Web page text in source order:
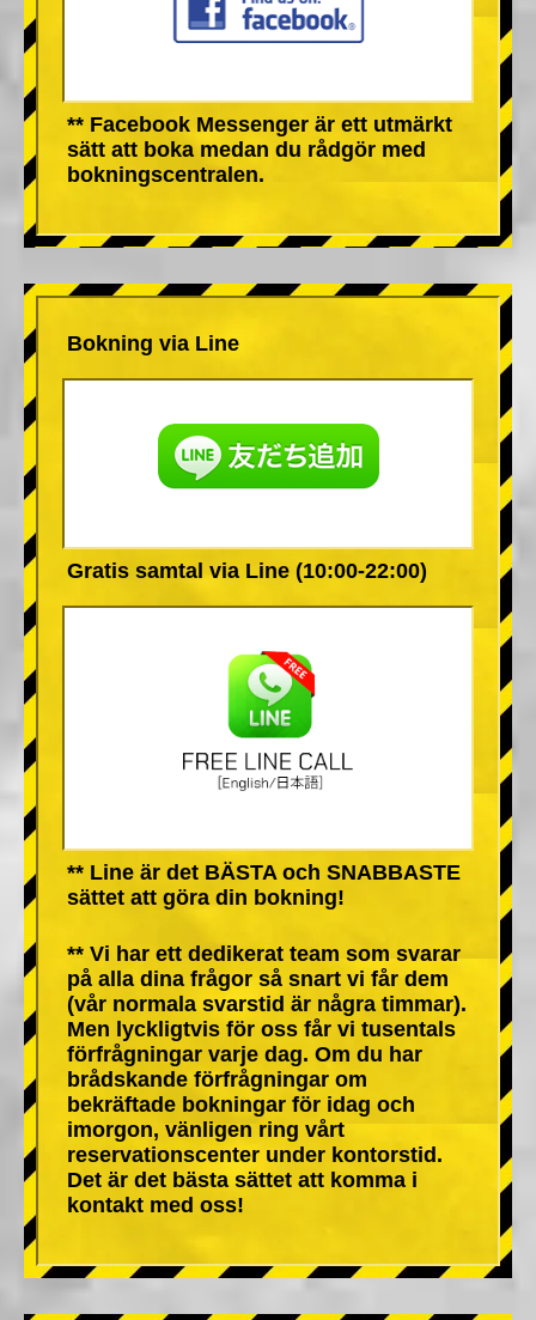
** Facebook Messenger är ett utmärkt
sätt att boka medan du rådgör med
bokningscentralen.
Bokning via Line
Gratis samtal via Line (10:00-22:00)
** Line är det BÄSTA och SNABBASTE
sättet att göra din bokning!
** Vi har ett dedikerat team som svarar
på alla dina frågor så snart vi får dem
(vår normala svarstid är några timmar).
Men lyckligtvis för oss får vi tusentals
förfrågningar varje dag. Om du har
brådskande förfrågningar om
bekräftade bokningar för idag och
imorgon, vänligen ring vårt
reservationscenter under kontorstid.
Det är det bästa sättet att komma i
kontakt med oss!